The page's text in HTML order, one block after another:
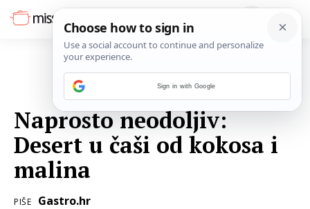
Naprosto neodoljiv:
Desert u čaši od kokosa i
malina
PIŠE Gastro.hr
Sign in with Google